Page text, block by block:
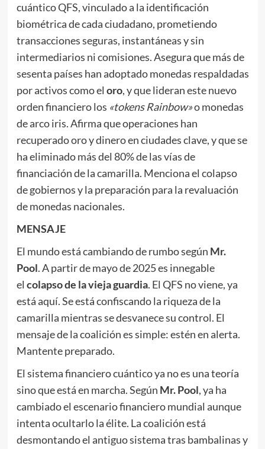
cuántico QFS, vinculado a la identificación
biométrica de cada ciudadano, prometiendo
transacciones seguras, instantáneas y sin
intermediarios ni comisiones. Asegura que más de
sesenta países han adoptado monedas respaldadas
por activos como el oro, y que lideran este nuevo
orden financiero los «tokens Rainbow»o monedas
de arco iris. Afirma que operaciones han
recuperado oro y dinero en ciudades clave, y que se
ha eliminado más del 80% de las vías de
financiación de la camarilla. Menciona el colapso
de gobiernos y la preparación para la revaluación
de monedas nacionales.
MENSAJE
El mundo está cambiando de rumbo según Mr.
Pool. A partir de mayo de 2025 es innegable
el colapso de la vieja guardia. El QFS no viene, ya
está aquí. Se está confiscando la riqueza de la
camarilla mientras se desvanece su control. El
mensaje de la coalición es simple: estén en alerta.
Mantente preparado.
El sistema financiero cuántico ya no es una teoría
sino que está en marcha. Según Mr. Pool, ya ha
cambiado el escenario financiero mundial aunque
intenta ocultarlo la élite. La coalición está
desmontando el antiguo sistema tras bambalinas y